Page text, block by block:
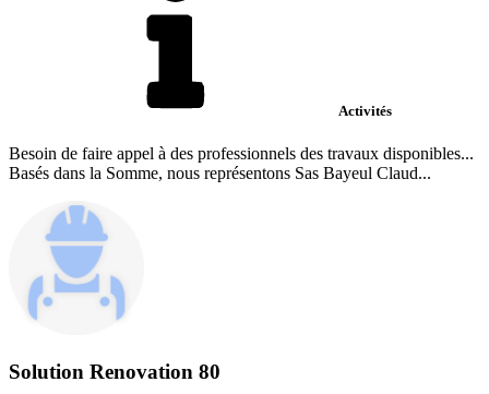
Activités
Besoin de faire appel à des professionnels des travaux disponibles...
Basés dans la Somme, nous représentons Sas Bayeul Claud...
Solution Renovation 80